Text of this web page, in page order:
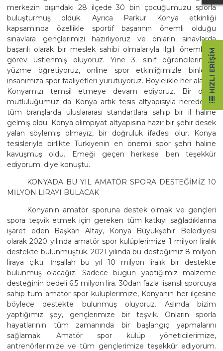
merkezin dışındaki 28 ilçede 30 bin çocuğumuzu sporla
buluşturmuş olduk. Ayrıca Parkur Konya etkinliği
kapsamında özellikle sportif başarının önemli olduğu
sınavlara gençlerimizi hazırlıyoruz ve onların sınavlarda
başarılı olarak bir meslek sahibi olmalarıyla ilgili önemli bir
görev üstlenmiş oluyoruz. Yine 3. sınıf öğrencilerimize
yüzme öğretiyoruz, online spor etkinliğimizle binlerce
insanımıza spor faaliyetleri yürütüyoruz. Böylelikle her alanda
Konyamızı temsil etmeye devam ediyoruz. Bir diğer
mutluluğumuz da Konya artık tesis altyapısıyla neredeyse
tüm branşlarda uluslararası standartlara sahip bir il haline
gelmiş oldu. Konya olimpiyat altyapısına hazır bir şehir desek
yalan söylemiş olmayız, bir doğruluk ifadesi olur. Konya
tesisleriyle birlikte Türkiyenin en önemli spor şehri haline
kavuşmuş oldu. Emeği geçen herkese ben teşekkür
ediyorum. diye konuştu.
KONYADA BU YIL AMATÖR SPORA DESTEĞİMİZ 10
MİLYON LİRAYI BULACAK
Konyanın amatör sporuna destek olmak ve gençleri
spora teşvik etmek için gereken tüm katkıyı sağladıklarına
işaret eden Başkan Altay, Konya Büyükşehir Belediyesi
olarak 2020 yılında amatör spor kulüplerimize 1 milyon liralık
destekte bulunmuştuk. 2021 yılında bu desteğimiz 8 milyon
liraya çıktı. İnşallah bu yıl 10 milyon liralık bir destekte
bulunmuş olacağız. Sadece bugün yaptığımız malzeme
desteğinin bedeli 6,5 milyon lira. 30dan fazla lisanslı sporcuya
sahip tüm amatör spor kulüplerimize, Konyanın her ilçesine
böylece destekte bulunmuş oluyoruz. Aslında bizim
yaptığımız şey, gençlerimize bir teşvik. Onların sporla
hayatlarının tüm zamanında bir başlangıç yapmalarını
sağlamak. Amatör spor kulüp yöneticilerimize,
antrenörlerimize ve tüm gençlerimize teşekkür ediyorum.
HIZLI ERIŞIM